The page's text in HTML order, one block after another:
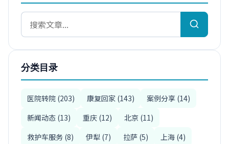
分类目录
医院转院 (203) 康复回家 (143)
案例分享 (14)
新闻动态 (13)
重庆 (12)
北京 (11)
救护车服务 (8)
伊犁 (7) 拉萨 (5) 上海 (4)